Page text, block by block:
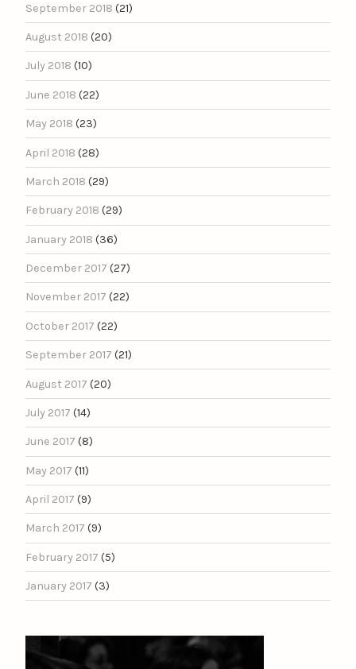
September 2018 (21)
August 2018 (20)
July 2018 (10)
June 2018 (22)
May 2018 (23)
April 2018 (28)
March 2018 (29)
February 2018 (29)
January 2018 (36)
December 2017 (27)
November 2017 (22)
October 2017 (22)
September 2017 (21)
August 2017 (20)
July 2017 (14)
June 2017 (8)
May 2017 (11)
April 2017 (9)
March 2017 (9)
February 2017 (5)
January 2017 (3)